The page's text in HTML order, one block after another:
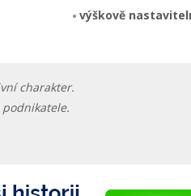
výškově
charakter.